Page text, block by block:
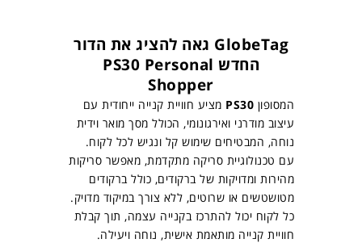
GlobeTag גאה להציג את הדור
החדש PS30 Personal
Shopper
המסופון
מציע חוויית קנייה ייחודית עם
עיצוב מודרני ואירגונומי, הכולל מסך מואר וידית
נוחה, המבטיחים שימוש קל ונגיש לכל לקוח.
עם טכנולוגיית סריקה מתקדמת, מאפשר סריקות
מהירות ומדויקות של ברקודים, כולל ברקודים
מטושטשים או שרוטים, ללא צורך במיקוד מדויק.
כל לקוח יכול להתרכז בקנייה עצמה, תוך קבלת
חוויית קנייה מותאמת אישית, נוחה ויעילה.